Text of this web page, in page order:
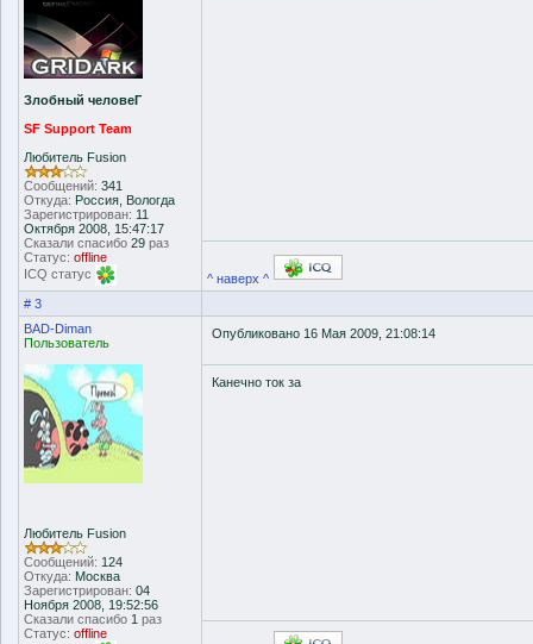
Злобный человеГ
SF Support Team
Любитель Fusion
Сообщений: 341
Откуда: Россия, Вологда
Зарегистрирован: 11
Октября 2008, 15:47:17
Сказали спасибо 29 раз
Статус: offline
ICQ статус
^ наверх ^
# 3
BAD-Diman
Пользователь
Любитель Fusion
Сообщений: 124
Откуда: Москва
Зарегистрирован: 04
Ноября 2008, 19:52:56
Сказали спасибо 1 раз
Статус: offline
Опубликовано 16 Мая 2009, 21:08:14
Канечно ток за